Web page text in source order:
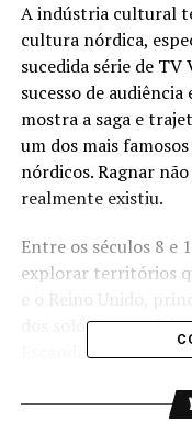
A indústria cultural
cultura nórdica,
sucedida série de
sucesso de
mostra a saga e
um dos mais
nórdicos. Ragnar
realmente existiu.
Entre os séculos 8 e
explorar territórios
dos solos para
Escandinávia.
Em muitas